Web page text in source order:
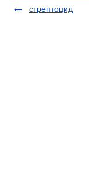
стрептоцид